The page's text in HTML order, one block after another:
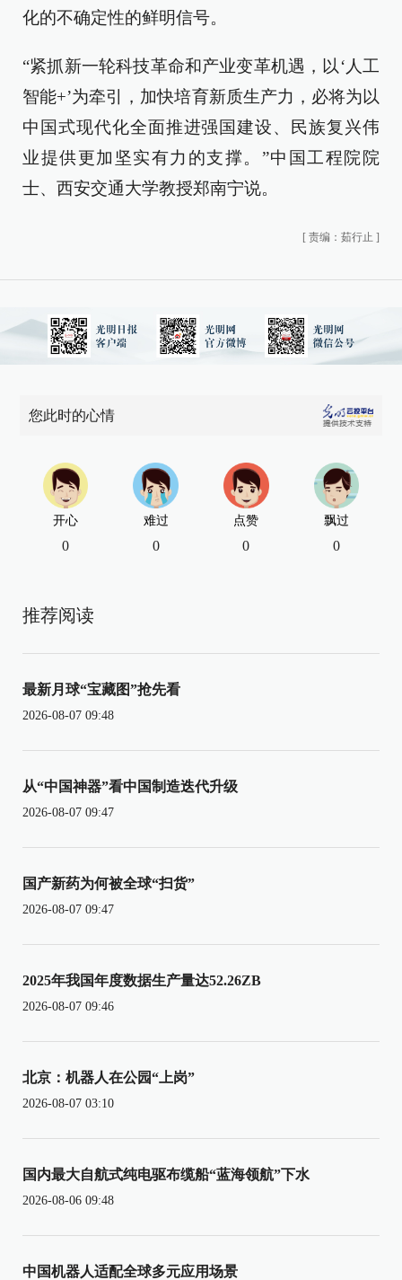
化的不确定性的鲜明信号。
“紧抓新一轮科技革命和产业变革机遇，以‘人工
智能+’为牵引，加快培育新质生产力，必将为以
中国式现代化全面推进强国建设、民族复兴伟
业提供更加坚实有力的支撑。”中国工程院院
士、西安交通大学教授郑南宁说。
[ 责编：茹行止 ]
您此时的心情
开心
0
难过
0
点赞
0
飘过
0
推荐阅读
最新月球“宝藏图”抢先看
2026-08-07 09:48
从“中国神器”看中国制造迭代升级
2026-08-07 09:47
国产新药为何被全球“扫货”
2026-08-07 09:47
2025年我国年度数据生产量达52.26ZB
2026-08-07 09:46
北京：机器人在公园“上岗”
2026-08-07 03:10
国内最大自航式纯电驱布缆船“蓝海领航”下水
2026-08-06 09:48
中国机器人适配全球多元应用场景